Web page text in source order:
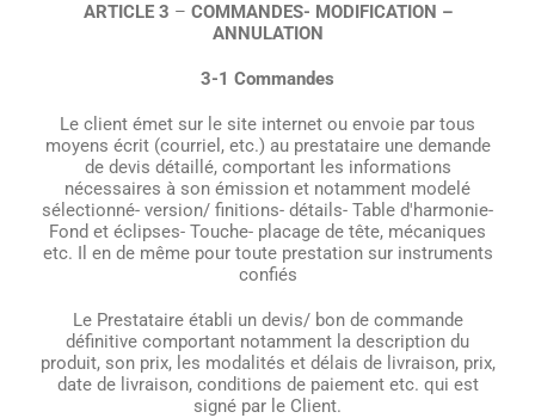
ARTICLE 3 – COMMANDES- MODIFICATION –
ANNULATION
3-1 Commandes
Le client émet sur le site internet ou envoie par tous
moyens écrit (courriel, etc.) au prestataire une demande
de devis détaillé, comportant les informations
nécessaires à son émission et notamment modelé
sélectionné- version/ finitions- détails- Table d'harmonie-
Fond et éclipses- Touche- placage de tête, mécaniques
etc. Il en de même pour toute prestation sur instruments
confiés
Le Prestataire établi un devis/ bon de commande
définitive comportant notamment la description du
produit, son prix, les modalités et délais de livraison, prix,
date de livraison, conditions de paiement etc. qui est
signé par le Client.